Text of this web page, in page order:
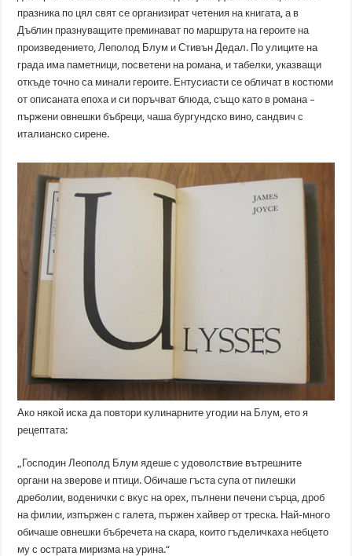
празника по цял свят се организират четения на книгата, а в
Дъблин празнуващите преминават по маршрута на героите на
произведението, Леполод Блум и Стивън Дедал. По улиците на
града има паметници, посветени на романа, и табелки, указващи
откъде точно са минали героите. Ентусиасти се обличат в костюми
от описаната епоха и си поръчват блюда, също като в романа –
пържени овнешки бъбреци, чаша бургундско вино, сандвич с
италианско сирене.
Ако някой иска да повтори кулинарните угодии на Блум, ето я
рецептата:
„Господин Леополд Блум ядеше с удоволствие вътрешните
органи на зверове и птици. Обичаше гъста супа от пилешки
дреболии, воденички с вкус на орех, пълнени печени сърца, дроб
на филии, изпържен с галета, пържен хайвер от треска. Най-много
обичаше овнешки бъбречета на скара, които гъделичкаха небцето
му с острата миризма на урина.“